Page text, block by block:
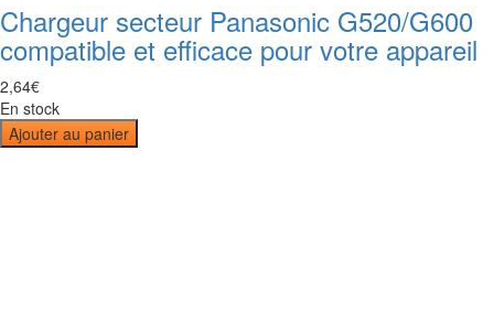
Chargeur secteur Panasonic G520/G600
compatible et efficace pour votre appareil
2,64€
En stock
Ajouter au panier